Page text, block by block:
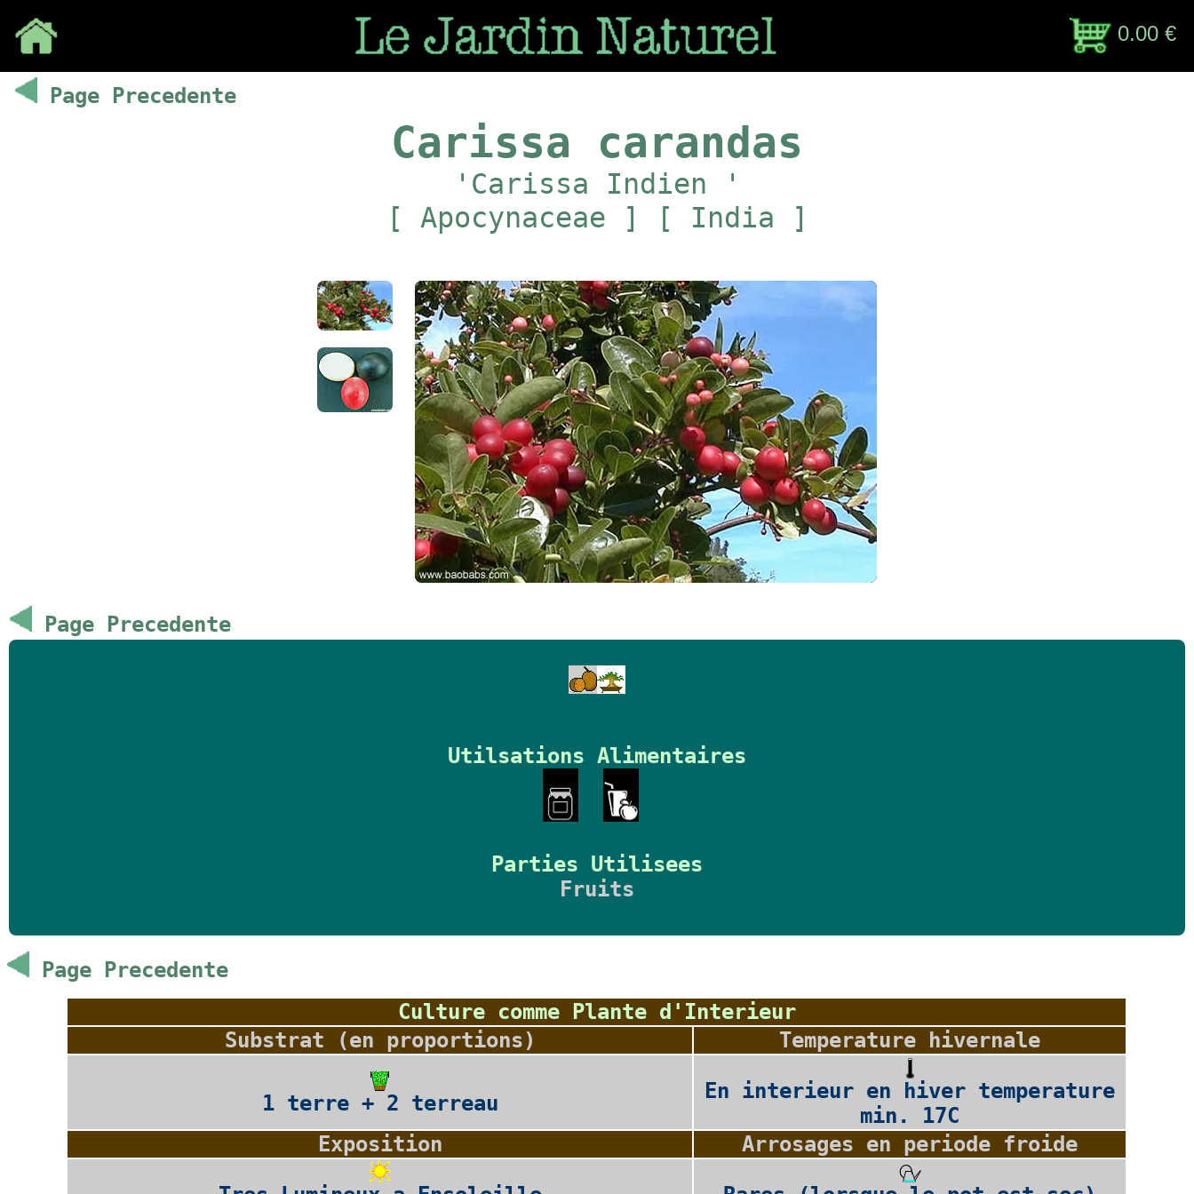
0.00 €
Page Precedente
Carissa carandas
'Carissa Indien '
[ Apocynaceae ] [ India ]
Page Precedente
Utilsations Alimentaires
Parties Utilisees
Fruits
Page Precedente
Culture comme Plante d'Interieur
Substrat (en proportions)
Temperature hivernale
1 terre + 2 terreau
En interieur en hiver temperature
min. 17C
Exposition
Arrosages en periode froide